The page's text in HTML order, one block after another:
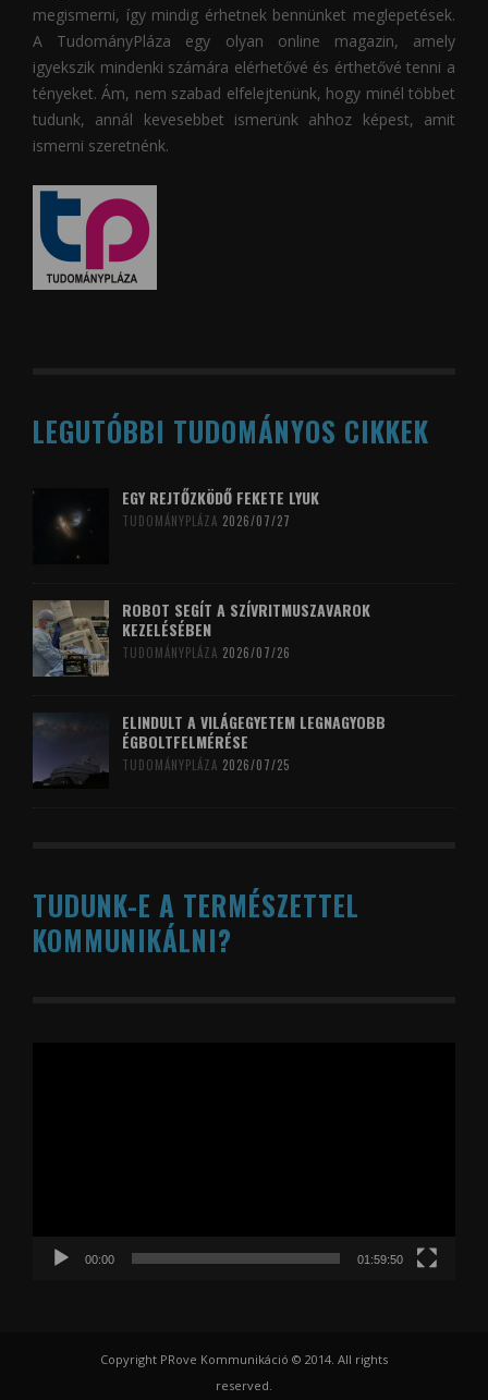
megismerni, így mindig érhetnek bennünket meglepetések.
A TudományPláza egy olyan online magazin, amely
igyekszik mindenki számára elérhetővé és érthetővé tenni a
tényeket. Ám, nem szabad elfelejtenünk, hogy minél többet
tudunk, annál kevesebbet ismerünk ahhoz képest, amit
ismerni szeretnénk.
LEGUTÓBBI TUDOMÁNYOS CIKKEK
EGY REJTŐZKÖDŐ FEKETE LYUK
TUDOMÁNYPLÁZA 2026/07/27
ROBOT SEGÍT A SZÍVRITMUSZAVAROK
KEZELÉSÉBEN
TUDOMÁNYPLÁZA 2026/07/26
ELINDULT A VILÁGEGYETEM LEGNAGYOBB
ÉGBOLTFELMÉRÉSE
TUDOMÁNYPLÁZA 2026/07/25
TUDUNK-E A TERMÉSZETTEL
KOMMUNIKÁLNI?
00:00 01:59:50
Copyright PRove Kommunikáció © 2014. All rights
reserved.